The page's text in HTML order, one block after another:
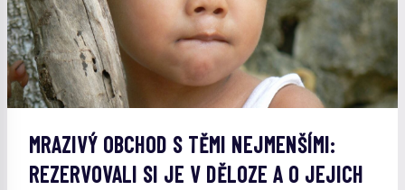
MRAZIVÝ OBCHOD S TĚMI NEJMENŠÍMI:
REZERVOVALI SI JE V DĚLOZE A O JEJICH